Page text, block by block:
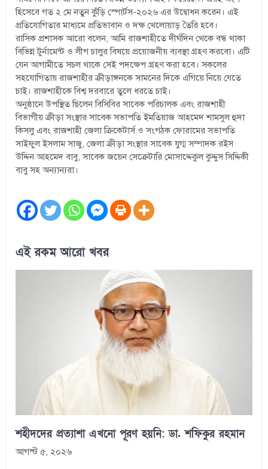
হিসেবে গত ২ মে নতুন কুঁড়ি স্পোর্টস-২০২৬ এর উদ্বোধন করেন। এই
প্রতিযোগিতার মাধ্যমে প্রতিভাবান ও দক্ষ খেলোয়াড় তৈরি হবে।
রাসিক প্রশাসক আরো বলেন, আমি রাজশাহীতে দীর্ঘদিন থেকে বন্ধ থাকা
বিভিন্ন টুর্নামেন্ট ও লীগ চালুর বিষয়ে প্রয়োজনীয় ব্যবস্থা গ্রহণ করবো। এটি
যেন আগামীতে সচল থাকে সেই পদক্ষেপ গ্রহণ করা হবে। সকলের
সহযোগিতায় রাজশাহীর ক্রীড়াঙ্গনকে সামনের দিকে এগিয়ে নিয়ে যেতে
চাই। রাজশাহীকে বিশ্ব দরবারে তুলে ধরতে চাই।
অনুষ্ঠানে উপস্থিত ছিলেন বিসিবির সাবেক পরিচালক এবং রাজশাহী
বিভাগীয় ক্রীড়া সংস্থার সাবেক সভাপতি ইমতিয়াজ আহমেদ শামসুল হুদা
কিসলু এবং রাজশাহী জেলা ক্রিকেটার্স ও সংগঠক ফোরামের সভাপতি
সাইফুল ইসলাম সাজু, জেলা ক্রীড়া সংস্থার সাবেক যুগ্ম সম্পাদক রইস
উদ্দিন আহমেদ বাবু, সাবেক জয়েন সেক্রেটারি মোসাদ্দেকুল কুদ্দুস সিদ্দিকী
বাবু সহ অন্যান্যরা।
এই রকম আরো খবর
শহীদদের প্রত্যাশা এখনো পূরণ হয়নি: ডা. শফিকুর রহমান
আগস্ট ৫, ২০২৬